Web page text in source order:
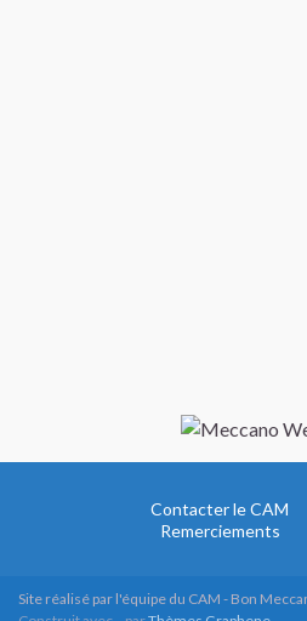
Contacter le CAM
Remerciements
Site réalisé par l'équipe du CAM - Bon